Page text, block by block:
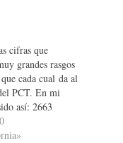
cifras que
grandes rasgos
cada cual da al
PCT. En mi
así: 2663
km (esto es
el mundo)